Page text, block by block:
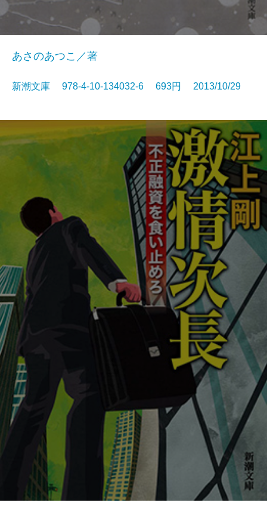
あさのあつこ／著
新潮文庫 978-4-10-134032-6 693円 2013/10/29